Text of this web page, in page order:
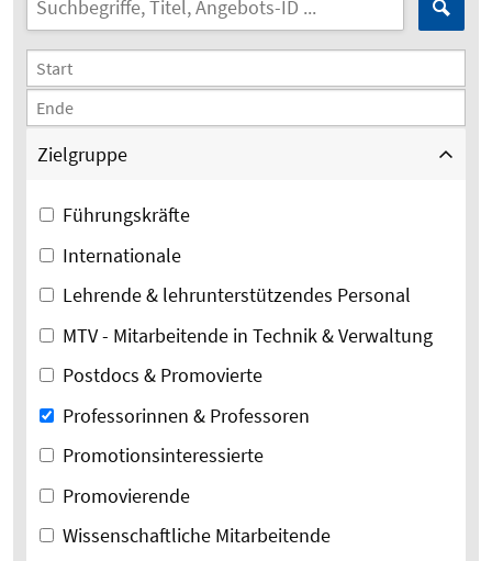
Zielgruppe
Führungskräfte
Internationale
Lehrende & lehrunterstützendes Personal
MTV - Mitarbeitende in Technik & Verwaltung
Postdocs & Promovierte
Professorinnen & Professoren
Promotionsinteressierte
Promovierende
Wissenschaftliche Mitarbeitende